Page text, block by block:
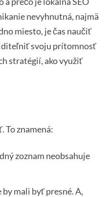
nevyhnutná, najmä
miesto, je čas naučiť
svoju prítomnosť
stratégií, ako využiť
To znamená:
zoznam neobsahuje
mali byť presné. A,